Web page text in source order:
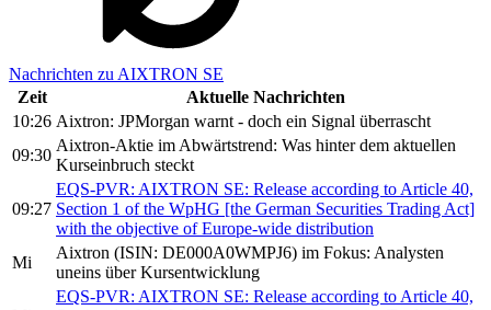
Nachrichten zu AIXTRON SE
Zeit
Aktuelle Nachrichten
10:26 Aixtron: JPMorgan warnt - doch ein Signal überrascht
09:30
Aixtron-Aktie im Abwärtstrend: Was hinter dem aktuellen
Kurseinbruch steckt
09:27
EQS-PVR: AIXTRON SE: Release according to Article 40,
Section 1 of the WpHG [the German Securities Trading Act]
with the objective of Europe-wide distribution
Mi
Aixtron (ISIN: DE000A0WMPJ6) im Fokus: Analysten
uneins über Kursentwicklung
EQS-PVR: AIXTRON SE: Release according to Article 40,